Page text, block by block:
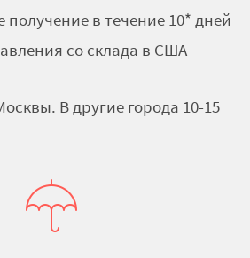
получение в течение 10* дней
со склада в США
В другие города 10-15